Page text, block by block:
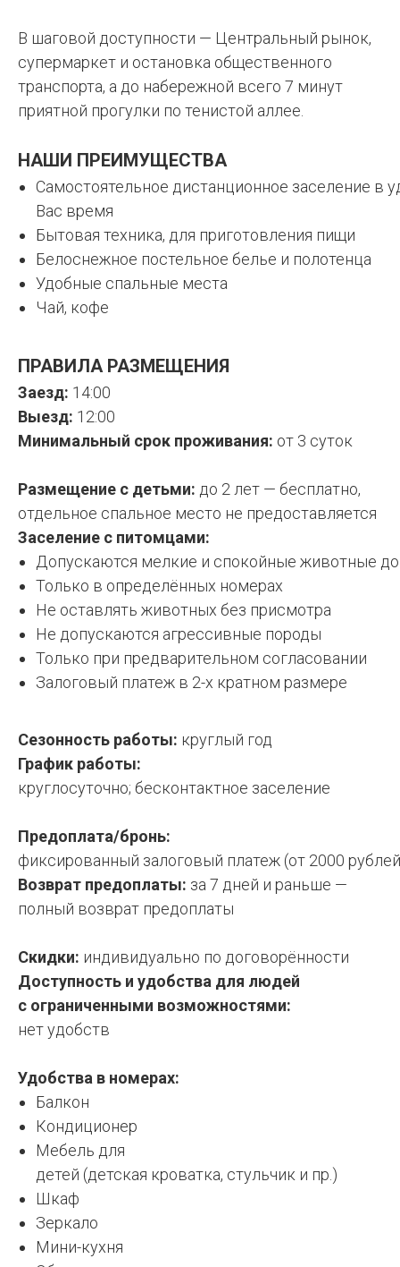
В шаговой доступности — Центральный рынок,
супермаркет и остановка общественного
транспорта, а до набережной всего 7 минут
приятной прогулки по тенистой аллее.
НАШИ ПРЕИМУЩЕСТВА
Самостоятельное дистанционное заселение в
Вас время
Бытовая техника, для приготовления пищи
Белоснежное постельное белье и полотенца
Удобные спальные места
Чай, кофе
ПРАВИЛА РАЗМЕЩЕНИЯ
Заезд: 14:00
Выезд: 12:00
Минимальный срок проживания: от 3 суток
Размещение с детьми: до 2 лет — бесплатно,
отдельное спальное место не предоставляется
Заселение с питомцами:
Допускаются мелкие и спокойные животные до
Только в определённых номерах
Не оставлять животных без присмотра
Не допускаются агрессивные породы
Только при предварительном согласовании
Залоговый платеж в 2-х кратном размере
Сезонность работы: круглый год
График работы:
круглосуточно; бесконтактное заселение
Предоплата/бронь:
фиксированный залоговый платеж (от 2000
Возврат предоплаты: за 7 дней и раньше —
полный возврат предоплаты
Скидки: индивидуально по договорённости
Доступность и удобства для людей
с ограниченными возможностями:
нет удобств
Удобства в номерах:
Балкон
Кондиционер
Мебель для
детей (детская кроватка, стульчик и пр.)
Шкаф
Зеркало
Мини-кухня